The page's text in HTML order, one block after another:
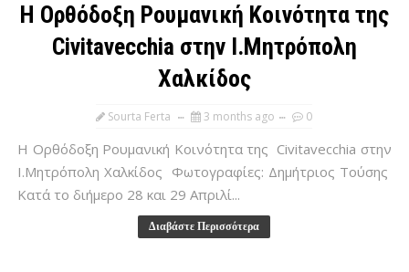
Η Ορθόδοξη Ρουμανική Κοινότητα της
Civitavecchia στην Ι.Μητρόπολη
Χαλκίδος
Sourta Ferta 3 months ago 0
Η Ορθόδοξη Ρουμανική Κοινότητα της Civitavecchia στην
Ι.Μητρόπολη Χαλκίδος Φωτογραφίες: Δημήτριος Τούσης
Κατά το διήμερο 28 και 29 Απριλί...
Διαβάστε Περισσότερα